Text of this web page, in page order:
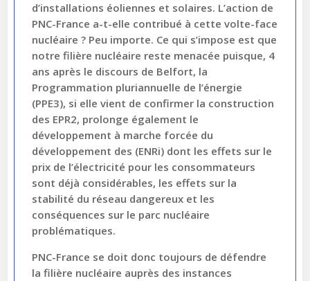
d’installations éoliennes et solaires. L’action de
PNC-France a-t-elle contribué à cette volte-face
nucléaire ? Peu importe. Ce qui s’impose est que
notre filière nucléaire reste menacée puisque, 4
ans après le discours de Belfort, la
Programmation pluriannuelle de l’énergie
(PPE3), si elle vient de confirmer la construction
des EPR2, prolonge également le
développement à marche forcée du
développement des (ENRi) dont les effets sur le
prix de l’électricité pour les consommateurs
sont déjà considérables, les effets sur la
stabilité du réseau dangereux et les
conséquences sur le parc nucléaire
problématiques.
PNC-France se doit donc toujours de défendre
la filière nucléaire auprès des instances